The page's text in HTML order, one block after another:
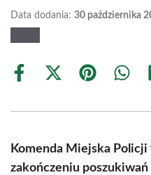
Data dodania: 30 października
Share
Share
(Twitter)
Share Share
Komenda Miejska
zakończeniu